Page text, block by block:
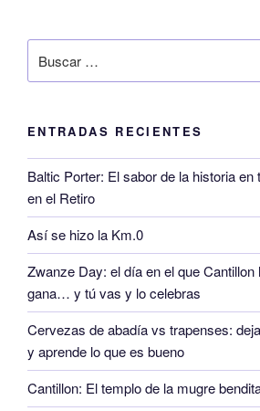
ENTRADAS RECIENTES
Baltic Porter: El sabor de la historia
en el Retiro
Así se hizo la Km.0
Zwanze Day: el día en el que Cantillon
gana… y tú vas y lo celebras
Cervezas de abadía vs trapenses:
y aprende lo que es bueno
Cantillon: El templo de la mugre